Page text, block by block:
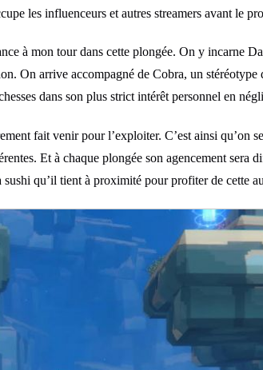
les influenceurs et autres streamers avant le
à mon tour dans cette plongée. On y incarne
On arrive accompagné de Cobra, un
dans son plus strict intérêt personnel en
fait venir pour l’exploiter. C’est ainsi qu’on
Et à chaque plongée son agencement sera
qu’il tient à proximité pour profiter de cette